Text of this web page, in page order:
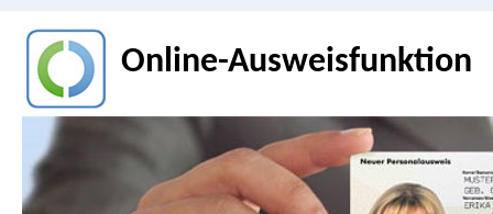
Online-Ausweisfunktion